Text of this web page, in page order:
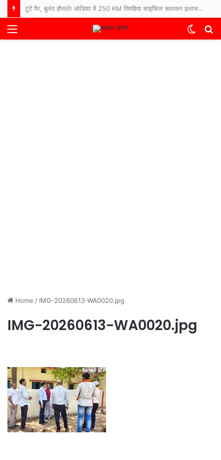
टूटे पैर, बुलंद हौसले! ओडिशा में 250 KM तिपहिया साइकिल चलाकर इलाज कराने अस्पताल पहुंचे 65 साल के बुजुर्ग
Menu
Switch
Home / IMG-20260613-WA0020.jpg
IMG-20260613-WA0020.jpg